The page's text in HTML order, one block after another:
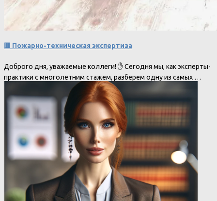
🟥 Пожарно-техническая экспертиза
Доброго дня, уважаемые коллеги! ✋ Сегодня мы, как эксперты-
практики с многолетним стажем, разберем одну из самых …